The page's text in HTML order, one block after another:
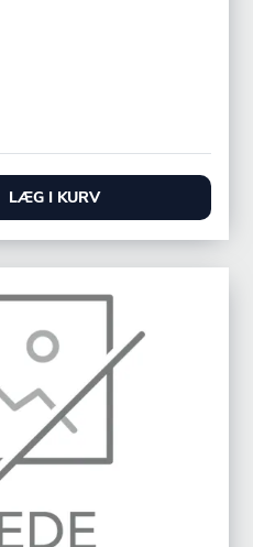
LÆG I KURV